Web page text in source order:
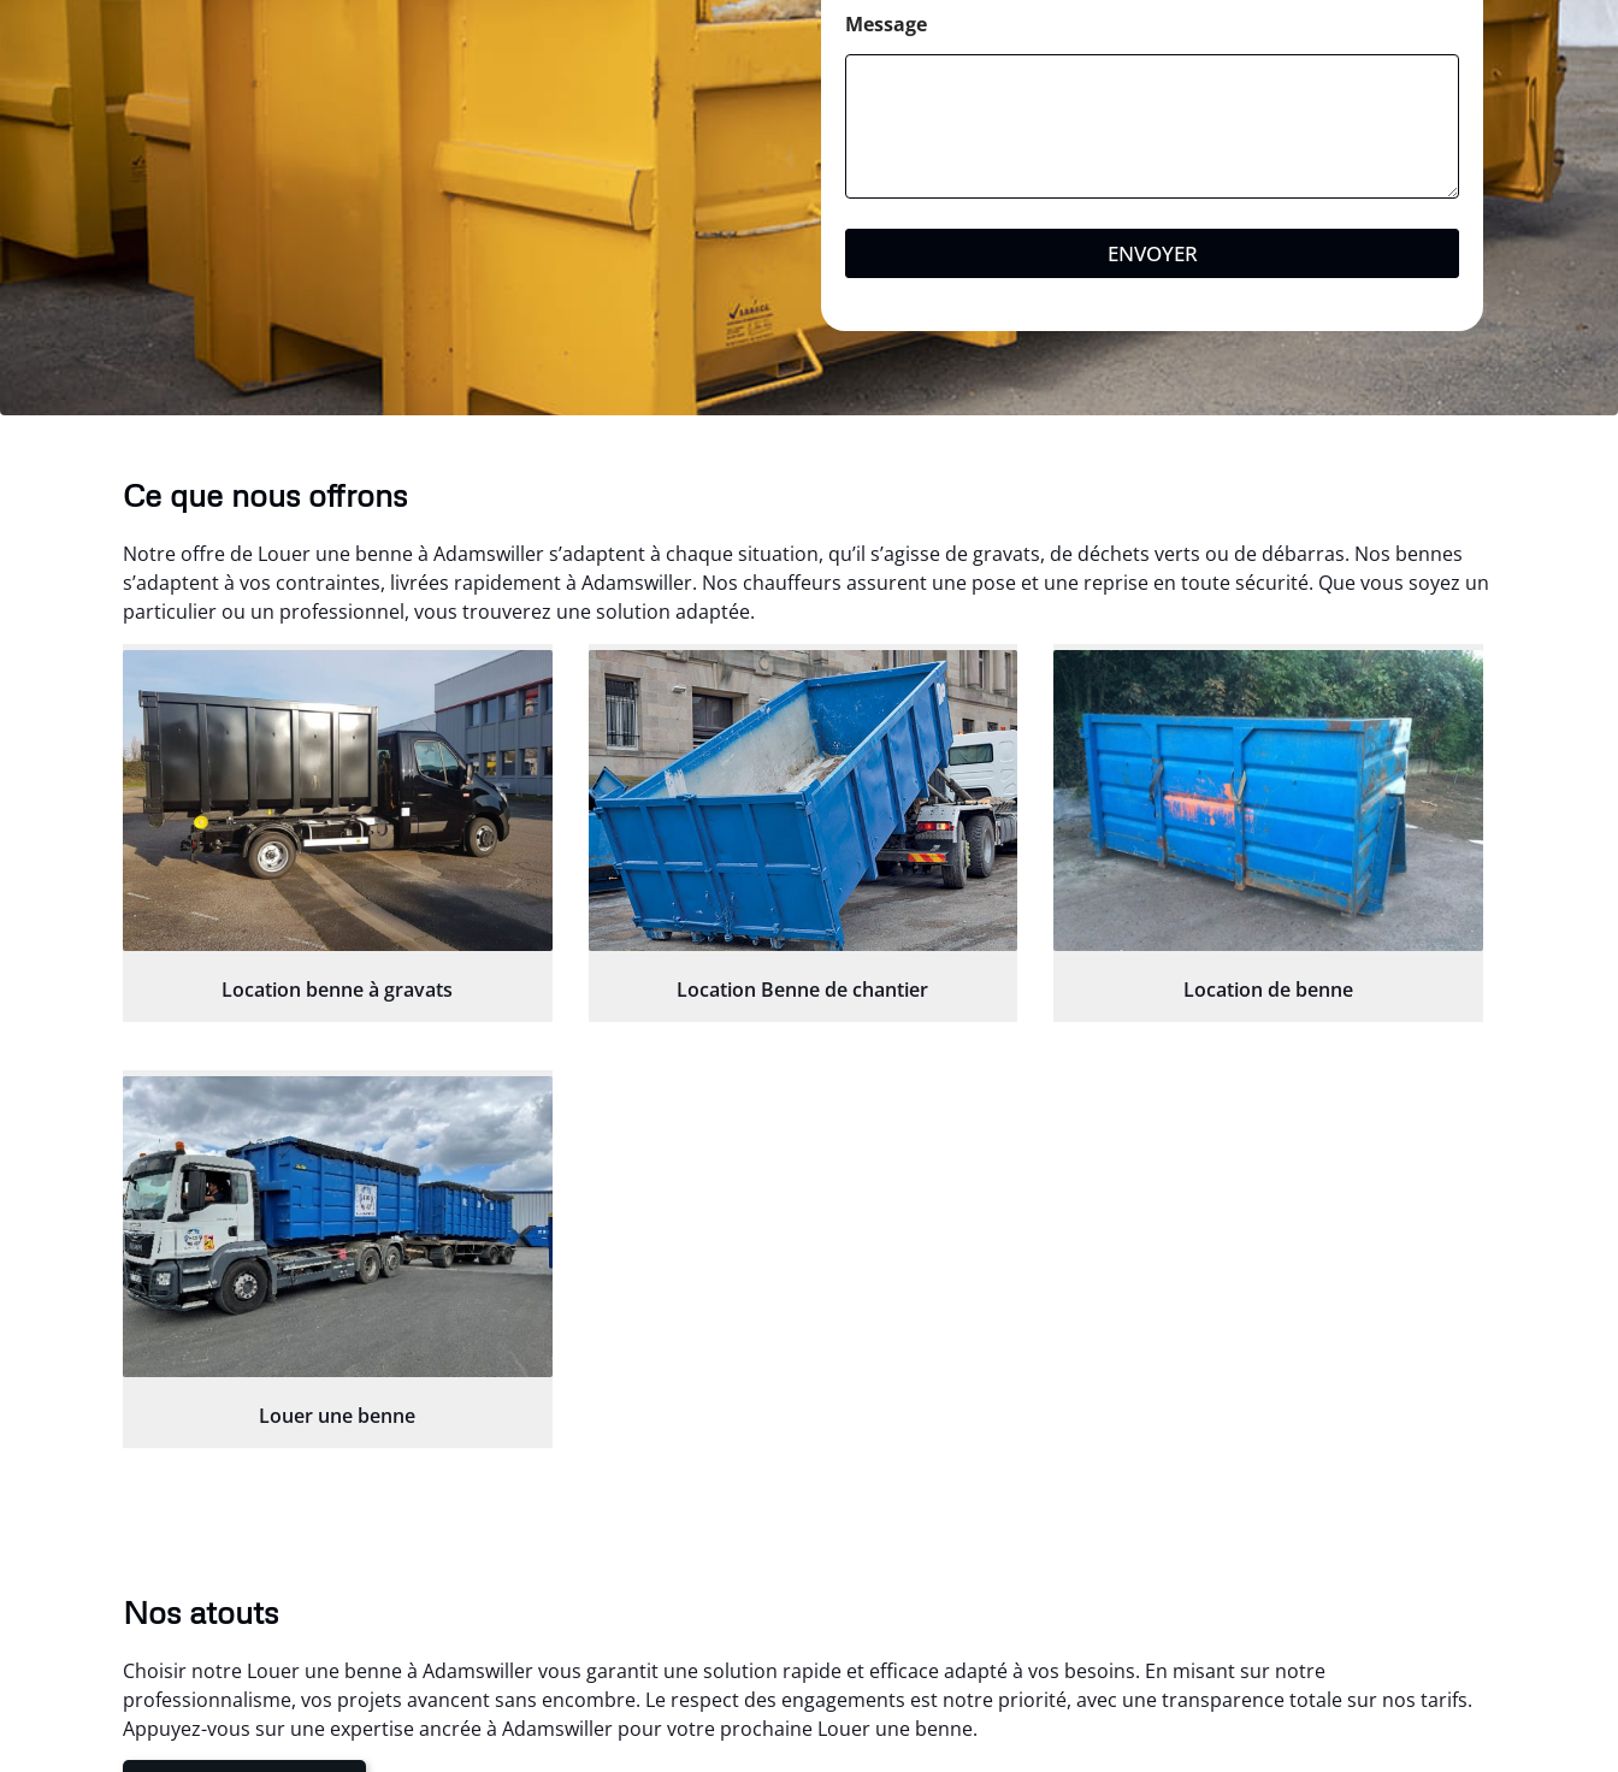
Message
ENVOYER
Ce que nous offrons
Notre offre de Louer une benne à Adamswiller s’adaptent à chaque situation, qu’il s’agisse de gravats, de déchets verts ou de débarras. Nos bennes
s’adaptent à vos contraintes, livrées rapidement à Adamswiller. Nos chauffeurs assurent une pose et une reprise en toute sécurité. Que vous soyez un
particulier ou un professionnel, vous trouverez une solution adaptée.
Location benne à gravats Location Benne de chantier Location de benne
Louer une benne
Nos atouts
Choisir notre Louer une benne à Adamswiller vous garantit une solution rapide et efficace adapté à vos besoins. En misant sur notre
professionnalisme, vos projets avancent sans encombre. Le respect des engagements est notre priorité, avec une transparence totale sur nos tarifs.
Appuyez-vous sur une expertise ancrée à Adamswiller pour votre prochaine Louer une benne.